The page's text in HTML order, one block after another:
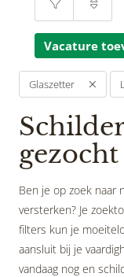
Vacature
Glaszetter
gezocht
Ben je op zoek naar
versterken? Je
filters kun je
aansluit bij je
vandaag nog en